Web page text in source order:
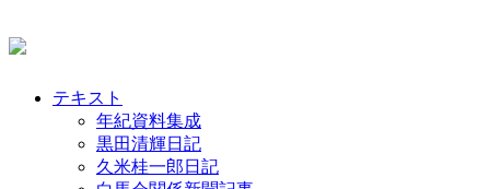
テキスト
年紀資料集成
黒田清輝日記
久米桂一郎日記